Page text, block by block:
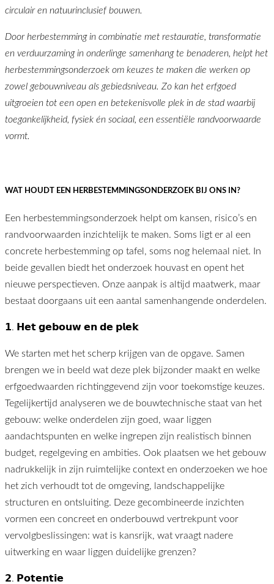
circulair en natuurinclusief bouwen.
Door herbestemming in combinatie met restauratie, transformatie
en verduurzaming in onderlinge samenhang te benaderen, helpt het
herbestemmingsonderzoek om keuzes te maken die werken op
zowel gebouwniveau als gebiedsniveau. Zo kan het erfgoed
uitgroeien tot een open en betekenisvolle plek in de stad waarbij
toegankelijkheid, fysiek én sociaal, een essentiële randvoorwaarde
vormt.
WAT HOUDT EEN HERBESTEMMINGSONDERZOEK BIJ ONS IN?
Een herbestemmingsonderzoek helpt om kansen, risico’s en
randvoorwaarden inzichtelijk te maken. Soms ligt er al een
concrete herbestemming op tafel, soms nog helemaal niet. In
beide gevallen biedt het onderzoek houvast en opent het
nieuwe perspectieven. Onze aanpak is altijd maatwerk, maar
bestaat doorgaans uit een aantal samenhangende onderdelen.
𝟭. 𝗛𝗲𝘁 𝗴𝗲𝗯𝗼𝘂𝘄 𝗲𝗻 𝗱𝗲 𝗽𝗹𝗲𝗸
We starten met het scherp krijgen van de opgave. Samen
brengen we in beeld wat deze plek bijzonder maakt en welke
erfgoedwaarden richtinggevend zijn voor toekomstige keuzes.
Tegelijkertijd analyseren we de bouwtechnische staat van het
gebouw: welke onderdelen zijn goed, waar liggen
aandachtspunten en welke ingrepen zijn realistisch binnen
budget, regelgeving en ambities. Ook plaatsen we het gebouw
nadrukkelijk in zijn ruimtelijke context en onderzoeken we hoe
het zich verhoudt tot de omgeving, landschappelijke
structuren en ontsluiting. Deze gecombineerde inzichten
vormen een concreet en onderbouwd vertrekpunt voor
vervolgbeslissingen: wat is kansrijk, wat vraagt nadere
uitwerking en waar liggen duidelijke grenzen?
𝟮. 𝗣𝗼𝘁𝗲𝗻𝘁𝗶𝗲